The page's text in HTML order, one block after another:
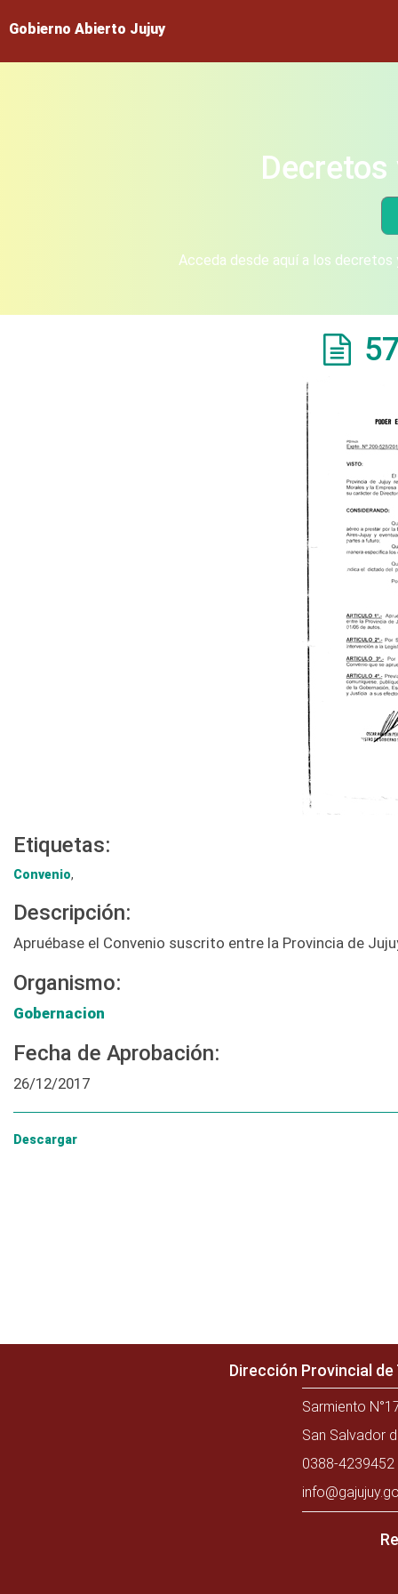
Gobierno Abierto Jujuy
Acceda desde aquí a los
Etiquetas:
Convenio,
Descripción:
Apruébase el Convenio suscrito entre la Provincia de
Organismo:
Gobernacion
Fecha de Aprobación:
26/12/2017
Descargar
Dirección Provincial
Sarmiento
San Salvador
0388-